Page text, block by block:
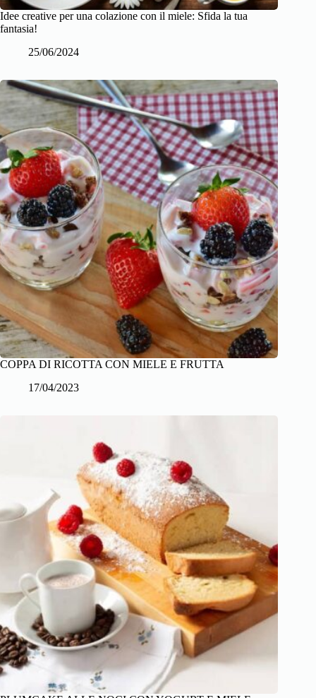
Idee creative per una colazione con il miele: Sfida la tua
fantasia!
25/06/2024
COPPA DI RICOTTA CON MIELE E FRUTTA
17/04/2023